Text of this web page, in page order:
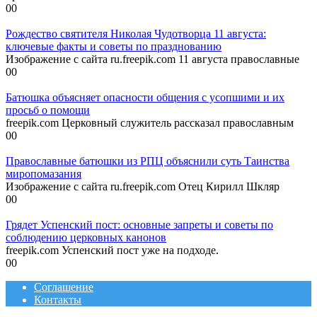
00
Рождество святителя Николая Чудотворца 11 августа:
ключевые факты и советы по празднованию
Изображение с сайта ru.freepik.com 11 августа православные
00
Батюшка объясняет опасности общения с усопшими и их
просьб о помощи
freepik.com Церковный служитель рассказал православным
00
Православные батюшки из РПЦ объяснили суть Таинства
миропомазания
Изображение с сайта ru.freepik.com Отец Кирилл Шкляр
00
Грядет Успенский пост: основные запреты и советы по
соблюдению церковных канонов
freepik.com Успенский пост уже на подходе.
00
Соглашение
Контакты